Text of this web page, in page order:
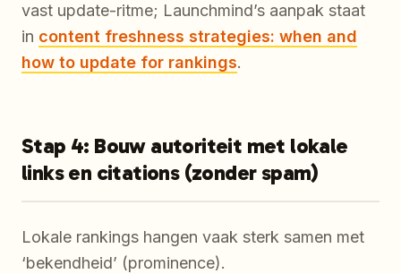
vast update-ritme; Launchmind’s aanpak staat
in content freshness strategies: when and
how to update for rankings.
Stap 4: Bouw autoriteit met lokale
links en citations (zonder spam)
Lokale rankings hangen vaak sterk samen met
‘bekendheid’ (prominence).